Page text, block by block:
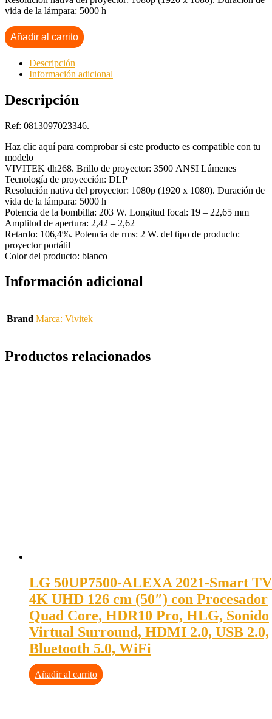
vida de la lámpara: 5000 h
Añadir al carrito
Descripción
Información adicional
Descripción
Ref: 0813097023346.
Haz clic aquí para comprobar si este producto es compatible con tu
modelo
VIVITEK dh268. Brillo de proyector: 3500 ANSI Lúmenes
Tecnología de proyección: DLP
Resolución nativa del proyector: 1080p (1920 x 1080). Duración de
vida de la lámpara: 5000 h
Potencia de la bombilla: 203 W. Longitud focal: 19 – 22,65 mm
Amplitud de apertura: 2,42 – 2,62
Retardo: 106,4%. Potencia de rms: 2 W. del tipo de producto:
proyector portátil
Color del producto: blanco
Información adicional
Brand Marca: Vivitek
Productos relacionados
LG 50UP7500-ALEXA 2021-Smart TV
4K UHD 126 cm (50″) con Procesador
Quad Core, HDR10 Pro, HLG, Sonido
Virtual Surround, HDMI 2.0, USB 2.0,
Bluetooth 5.0, WiFi
Añadir al carrito